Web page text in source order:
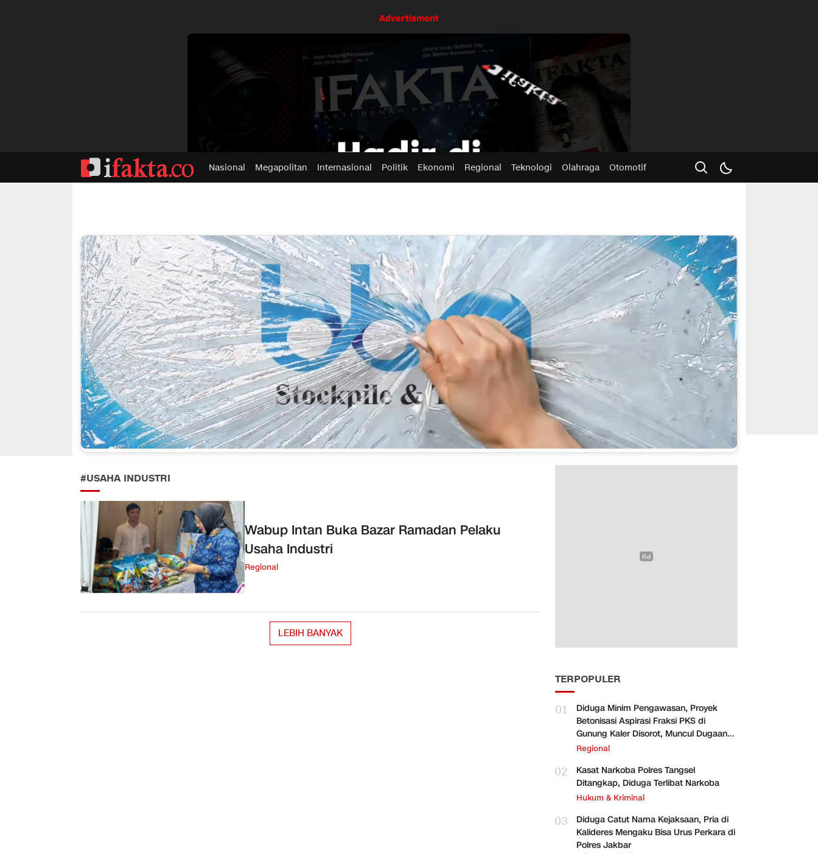
Advertisment
Nasional Megapolitan Internasional Politik Ekonomi Regional Teknologi Olahraga Otomotif
#USAHA INDUSTRI
Wabup Intan Buka Bazar Ramadan Pelaku
Usaha Industri
Regional
LEBIH BANYAK
TERPOPULER
01
Diduga Minim Pengawasan, Proyek
Betonisasi Aspirasi Fraksi PKS di
Gunung Kaler Disorot, Muncul Dugaan
Pengurangan Volume
Regional
02
Kasat Narkoba Polres Tangsel
Ditangkap, Diduga Terlibat Narkoba
Hukum & Kriminal
03
Diduga Catut Nama Kejaksaan, Pria di
Kalideres Mengaku Bisa Urus Perkara di
Polres Jakbar